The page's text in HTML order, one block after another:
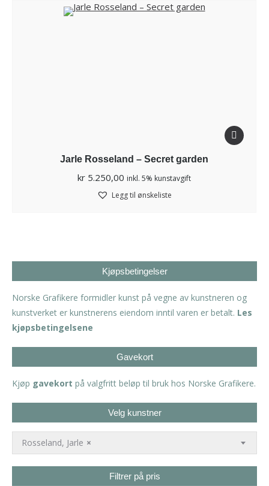
Jarle Rosseland – Secret garden
kr 5.250,00 inkl. 5% kunstavgift
Legg til ønskeliste
Kjøpsbetingelser
Norske Grafikere formidler kunst på vegne av kunstneren og
kunstverket er kunstnerens eiendom inntil varen er betalt. Les
kjøpsbetingelsene
Gavekort
Kjøp gavekort på valgfritt beløp til bruk hos Norske Grafikere.
Velg kunstner
×
Rosseland, Jarle
Filtrer på pris